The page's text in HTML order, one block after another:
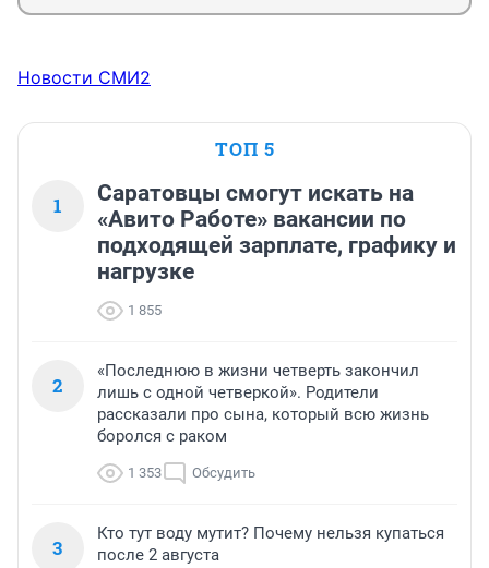
Новости СМИ2
ТОП 5
1
Саратовцы смогут искать на
«Авито Работе» вакансии по
подходящей зарплате, графику и
нагрузке
1 855
2
«Последнюю в жизни четверть закончил
лишь с одной четверкой». Родители
рассказали про сына, который всю жизнь
боролся с раком
1 353 Обсудить
3
Кто тут воду мутит? Почему нельзя купаться
после 2 августа